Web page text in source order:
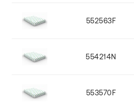
552563F
554214N
553570F